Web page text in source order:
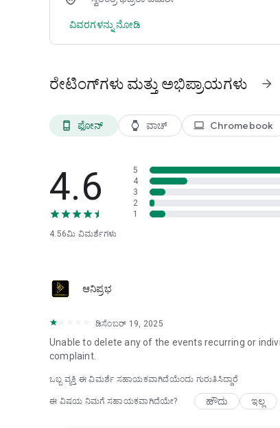
ವಿವರಗಳನ್ನು ನೋಡಿ
ರೇಟಿಂಗ್‌ಗಳು ಮತ್ತು ಅಭಿಪ್ರಾಯಗಳು arrow_forward
phone_android ಫೋನ್ watch ವಾಚ್ laptop Chromebook
4.6
4.56ಮಿ ವಿಮರ್ಶೆಗಳು
5
4
3
2
1
ಆನಿಪ್ರಭ
ಡಿಸೆಂಬರ್ 19, 2025
Unable to delete any of the events recurring or
complaint.
ಒಬ್ಬ ವ್ಯಕ್ತಿ ಈ ವಿಮರ್ಶೆ ಸಹಾಯಕವಾಗಿದೆಯೆಂದು ಗುರುತಿಸಿದ್ದಾರೆ
ಈ ವಿಷಯ ನಿಮಗೆ ಸಹಾಯಕವಾಗಿದೆಯೇ? ಹೌದು ಇಲ್ಲ